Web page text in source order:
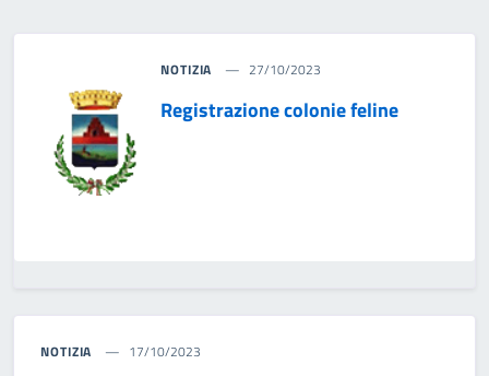
NOTIZIA 27/10/2023
Registrazione colonie feline
NOTIZIA 17/10/2023